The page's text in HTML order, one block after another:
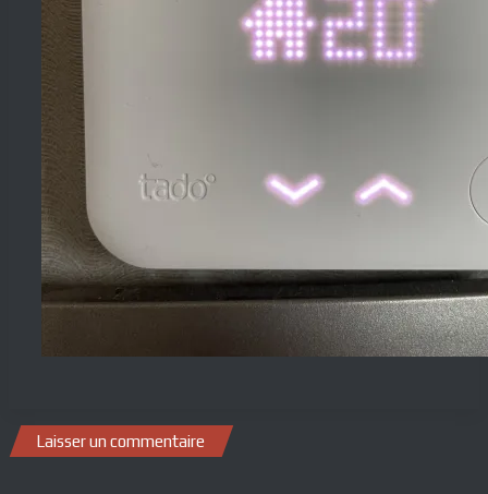
Laisser un commentaire